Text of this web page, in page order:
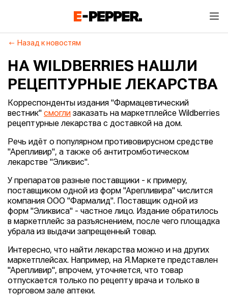
Назад к новостям
НА WILDBERRIES НАШЛИ
РЕЦЕПТУРНЫЕ ЛЕКАРСТВА
Корреспонденты издания "Фармацевтический
вестник" смогли заказать на маркетплейсе Wildberries
рецептурные лекарства с доставкой на дом.
Речь идёт о популярном противовирусном средстве
"Арепливир", а также об антитромботическом
лекарстве "Эликвис".
У препаратов разные поставщики - к примеру,
поставщиком одной из форм "Арепливира" числится
компания ООО "Фармалид". Поставщик одной из
форм "Эликвиса" - частное лицо. Издание обратилось
в маркетплейс за разъяснением, после чего площадка
убрала из выдачи запрещенный товар.
Интересно, что найти лекарства можно и на других
маркетплейсах. Например, на Я.Маркете представлен
"Арепливир", впрочем, уточняется, что товар
отпускается только по рецепту врача и только в
торговом зале аптеки.